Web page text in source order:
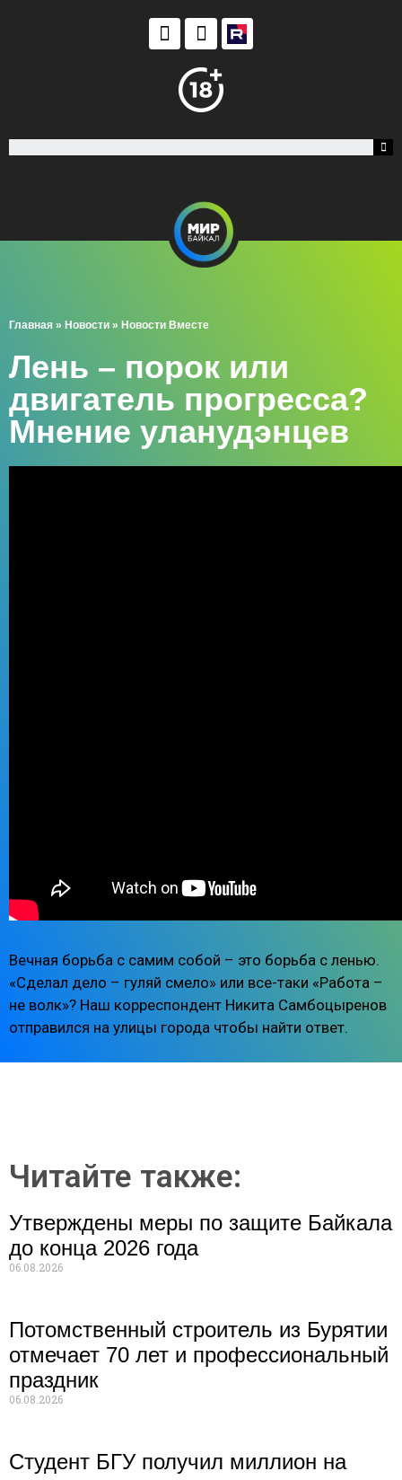
Главная » Новости » Новости Вместе
Лень – порок или
двигатель прогресса?
Мнение уланудэнцев
Вечная борьба с самим собой – это борьба с ленью.
«Сделал дело – гуляй смело» или все-таки «Работа –
не волк»? Наш корреспондент Никита Самбоцыренов
отправился на улицы города чтобы найти ответ.
Читайте также:
Утверждены меры по защите Байкала
до конца 2026 года
06.08.2026
Потомственный строитель из Бурятии
отмечает 70 лет и профессиональный
праздник
06.08.2026
Студент БГУ получил миллион на